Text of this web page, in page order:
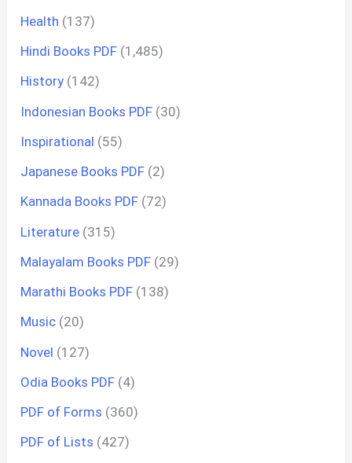
Health (137)
Hindi Books PDF (1,485)
History (142)
Indonesian Books PDF (30)
Inspirational (55)
Japanese Books PDF (2)
Kannada Books PDF (72)
Literature (315)
Malayalam Books PDF (29)
Marathi Books PDF (138)
Music (20)
Novel (127)
Odia Books PDF (4)
PDF of Forms (360)
PDF of Lists (427)